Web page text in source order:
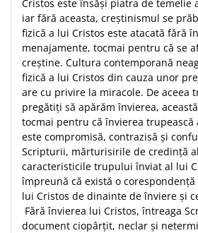
Cristos este însăşi piatra de temelie
iar fără aceasta, creştinismul se
fizică a lui Cristos este atacată fără
menajamente, tocmai pentru că se
creştine. Cultura contemporană
fizică a lui Cristos din cauza unor
are cu privire la miracole. De aceea
pregătiţi să apărăm învierea,
tocmai pentru că învierea trupească
este compromisă, contrazisă şi
Scripturii, mărturisirile de credinţă
caracteristicile trupului înviat al lui
împreună că există o
lui Cristos de dinainte de înviere şi
Fără învierea lui Cristos, întreaga
document ciopârţit, neclar şi